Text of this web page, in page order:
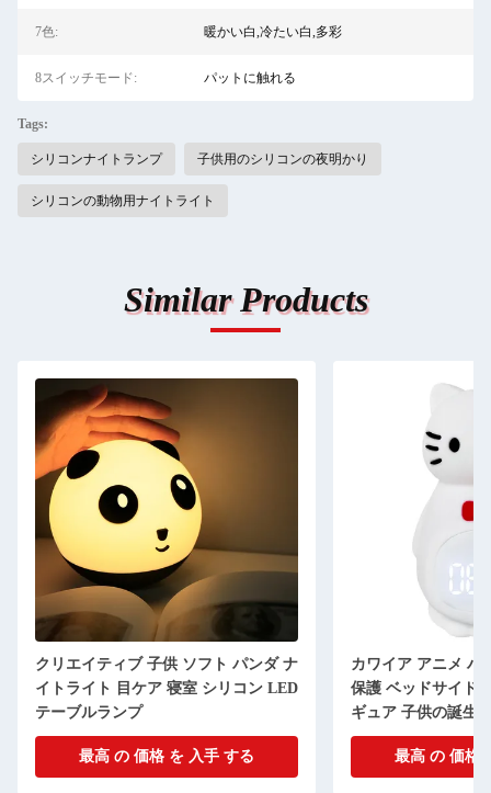
7色: 暖かい白,冷たい白,多彩
8スイッチモード: パットに触れる
Tags:
シリコンナイトランプ 子供用のシリコンの夜明かり
シリコンの動物用ナイトライト
Similar Products
クリエイティブ 子供 ソフト パンダ ナ
イトライト 目ケア 寝室 シリコン LED
テーブルランプ
最高 の 価格 を 入手 する
カワイア アニメ ハ
保護 ベッドサイド
ギュア 子供の誕生
最高 の 価格